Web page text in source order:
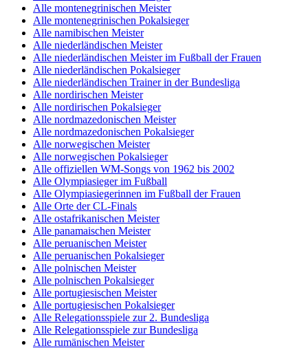
Alle montenegrinischen Meister
Alle montenegrinischen Pokalsieger
Alle namibischen Meister
Alle niederländischen Meister
Alle niederländischen Meister im Fußball der Frauen
Alle niederländischen Pokalsieger
Alle niederländischen Trainer in der Bundesliga
Alle nordirischen Meister
Alle nordirischen Pokalsieger
Alle nordmazedonischen Meister
Alle nordmazedonischen Pokalsieger
Alle norwegischen Meister
Alle norwegischen Pokalsieger
Alle offiziellen WM-Songs von 1962 bis 2002
Alle Olympiasieger im Fußball
Alle Olympiasiegerinnen im Fußball der Frauen
Alle Orte der CL-Finals
Alle ostafrikanischen Meister
Alle panamaischen Meister
Alle peruanischen Meister
Alle peruanischen Pokalsieger
Alle polnischen Meister
Alle polnischen Pokalsieger
Alle portugiesischen Meister
Alle portugiesischen Pokalsieger
Alle Relegationsspiele zur 2. Bundesliga
Alle Relegationsspiele zur Bundesliga
Alle rumänischen Meister